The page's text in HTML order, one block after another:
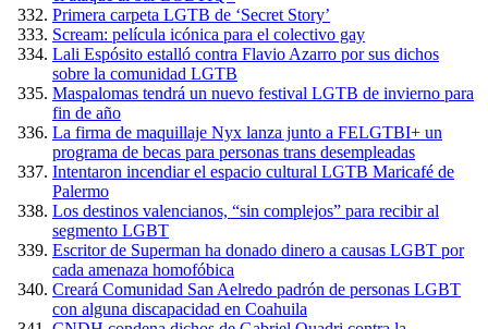
Primera carpeta LGTB de ‘Secret Story’
Scream: película icónica para el colectivo gay
Lali Espósito estalló contra Flavio Azarro por sus dichos
sobre la comunidad LGTB
Maspalomas tendrá un nuevo festival LGTB de invierno para
fin de año
La firma de maquillaje Nyx lanza junto a FELGTBI+ un
programa de becas para personas trans desempleadas
Intentaron incendiar el espacio cultural LGTB Maricafé de
Palermo
Los destinos valencianos, “sin complejos” para recibir al
segmento LGBT
Escritor de Superman ha donado dinero a causas LGBT por
cada amenaza homofóbica
Creará Comunidad San Aelredo padrón de personas LGBT
con alguna discapacidad en Coahuila